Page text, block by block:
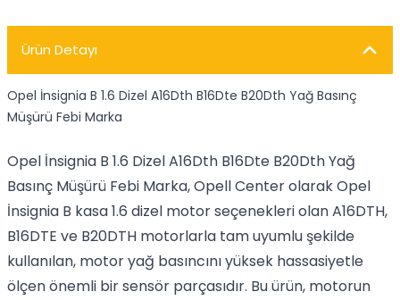
Ürün Detayı
Opel İnsignia B 1.6 Dizel A16Dth B16Dte B20Dth Yağ Basınç
Müşürü Febi Marka
Opel İnsignia B 1.6 Dizel A16Dth B16Dte B20Dth Yağ
Basınç Müşürü Febi Marka, Opell Center olarak Opel
İnsignia B kasa 1.6 dizel motor seçenekleri olan A16DTH,
B16DTE ve B20DTH motorlarla tam uyumlu şekilde
kullanılan, motor yağ basıncını yüksek hassasiyetle
ölçen önemli bir sensör parçasıdır. Bu ürün, motorun